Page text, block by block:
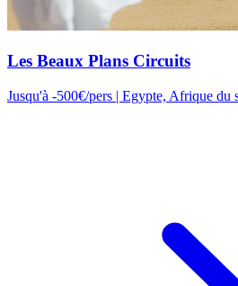
Les Beaux Plans Circuits
Jusqu'à -500€/pers | Egypte, Afrique du